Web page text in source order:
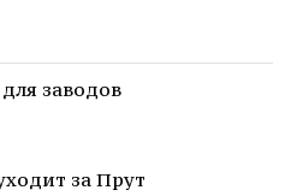
заводов
за Прут